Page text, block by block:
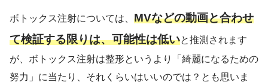
ボトックス注射については、 MVなどの動画と合わせ
て検証する限りは、可能性は低いと推測されます
が、ボトックス注射は整形というより「綺麗になるための
努力」に当たり、それくらいはいいのでは？とも思いま